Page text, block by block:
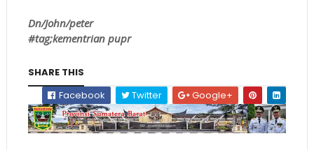
Dn/John/peter
#tag;kementrian pupr
SHARE THIS
Facebook
Twitter Google+